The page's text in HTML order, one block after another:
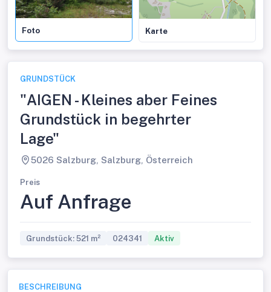
Foto Karte
GRUNDSTÜCK
"AIGEN - Kleines aber Feines
Grundstück in begehrter
Lage"
5026 Salzburg, Salzburg, Österreich
Preis
Auf Anfrage
Grundstück: 521 m² 024341 Aktiv
BESCHREIBUNG